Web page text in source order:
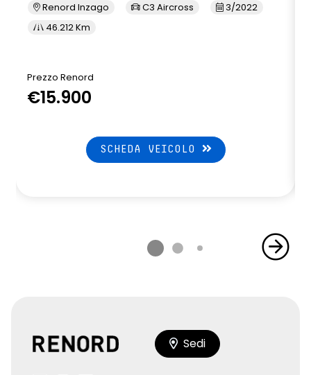
Renord Inzago C3 Aircross
3/2022
46.212 Km
Prezzo Renord
€15.900
SCHEDA VEICOLO
Sedi